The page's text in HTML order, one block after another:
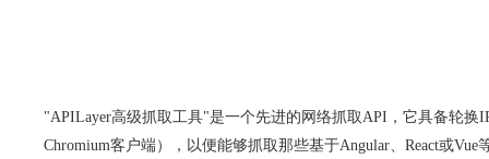
"APILayer高级抓取工具"是一个先进的网络抓取API，它具备轮换
Chromium客户端），以便能够抓取那些基于Angular、React或